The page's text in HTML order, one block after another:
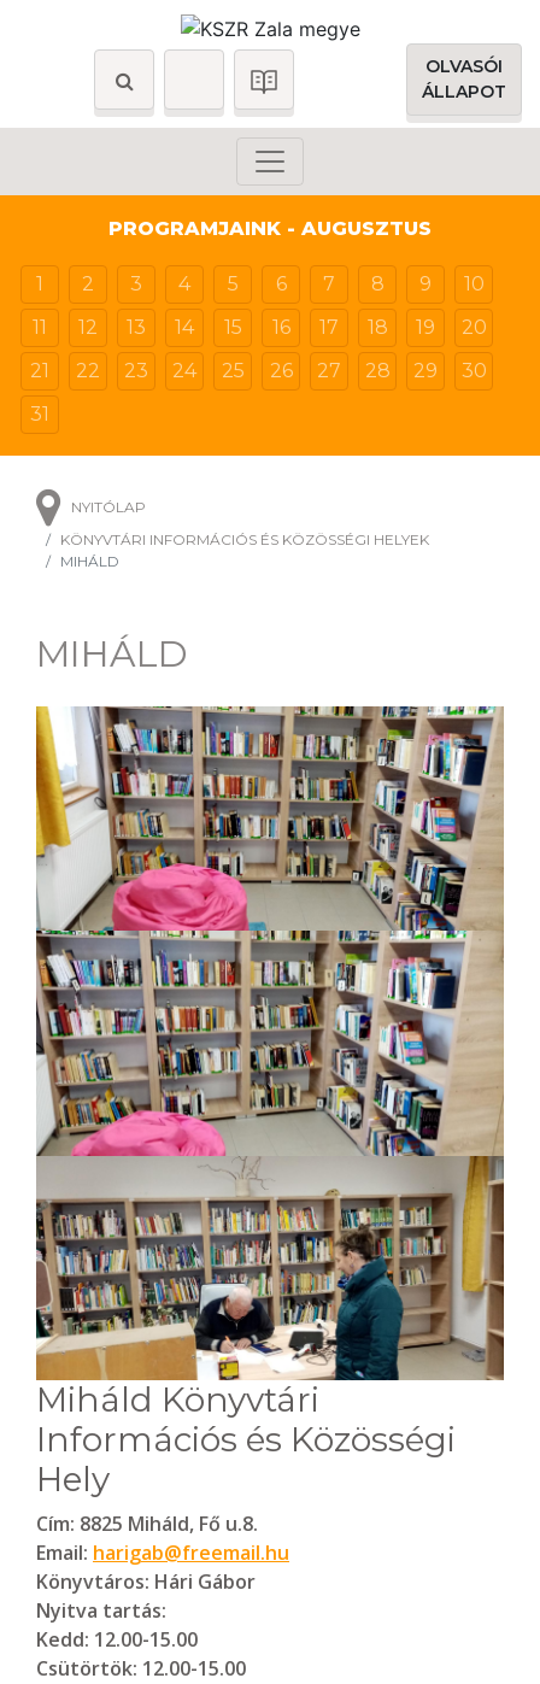
OLVASÓI
ÁLLAPOT
PROGRAMJAINK - AUGUSZTUS
1 2 3 4 5 6 7 8 9
10
11
12 13 14 15 16 17 18 19
20
21
22 23 24 25 26 27 28 29
30
31
NYITÓLAP
KÖNYVTÁRI INFORMÁCIÓS ÉS KÖZÖSSÉGI HELYEK
MIHÁLD
MIHÁLD
Miháld Könyvtári
Információs és Közösségi
Hely
Cím: 8825 Miháld, Fő u.8.
Email: harigab@freemail.hu
Könyvtáros: Hári Gábor
Nyitva tartás:
Kedd: 12.00-15.00
Csütörtök: 12.00-15.00